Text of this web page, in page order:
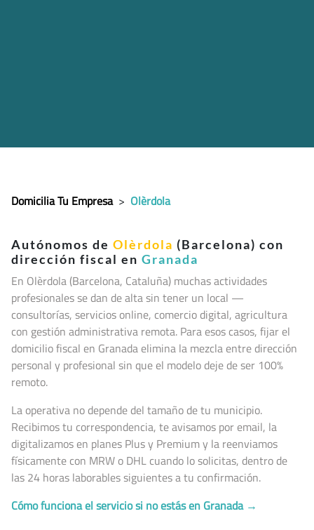
Domicilia Tu Empresa > Olèrdola
Autónomos de Olèrdola (Barcelona) con
dirección fiscal en Granada
En Olèrdola (Barcelona, Cataluña) muchas actividades
profesionales se dan de alta sin tener un local —
consultorías, servicios online, comercio digital, agricultura
con gestión administrativa remota. Para esos casos, fijar el
domicilio fiscal en Granada elimina la mezcla entre dirección
personal y profesional sin que el modelo deje de ser 100%
remoto.
La operativa no depende del tamaño de tu municipio.
Recibimos tu correspondencia, te avisamos por email, la
digitalizamos en planes Plus y Premium y la reenviamos
físicamente con MRW o DHL cuando lo solicitas, dentro de
las 24 horas laborables siguientes a tu confirmación.
Cómo funciona el servicio si no estás en Granada →